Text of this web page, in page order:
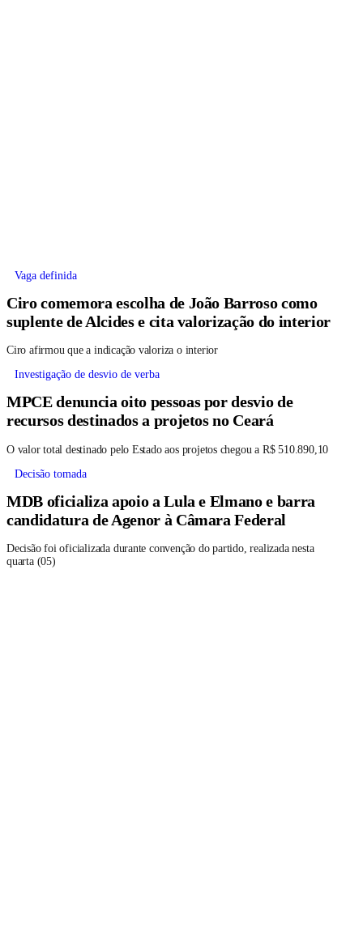
Vaga definida
Ciro comemora escolha de João Barroso como
suplente de Alcides e cita valorização do interior
Ciro afirmou que a indicação valoriza o interior
Investigação de desvio de verba
MPCE denuncia oito pessoas por desvio de
recursos destinados a projetos no Ceará
O valor total destinado pelo Estado aos projetos chegou a R$ 510.890,10
Decisão tomada
MDB oficializa apoio a Lula e Elmano e barra
candidatura de Agenor à Câmara Federal
Decisão foi oficializada durante convenção do partido, realizada nesta
quarta (05)